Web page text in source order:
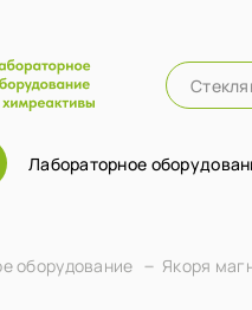
Лабораторное
оборудование Якоря